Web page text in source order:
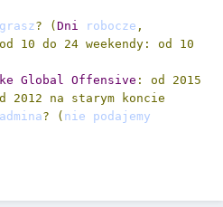
? ( Dni robocze ,
10 do 24 weekendy: od 10
Global Offensive : od 2015
2012 na starym koncie
? ( nie podajemy